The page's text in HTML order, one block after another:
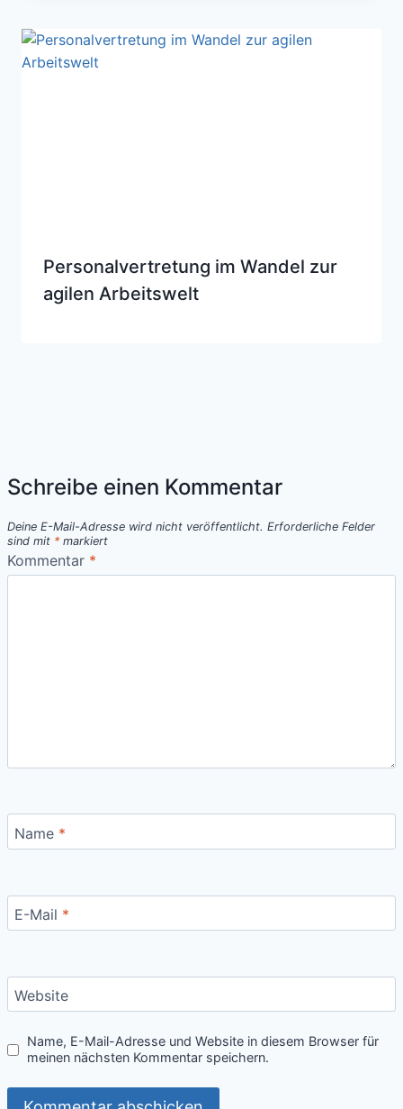
Personalvertretung im Wandel zur
agilen Arbeitswelt
Schreibe einen Kommentar
Deine E-Mail-Adresse wird nicht veröffentlicht. Erforderliche Felder
sind mit *markiert
Kommentar *
Name *
E-Mail *
Website
Name, E-Mail-Adresse und Website in diesem Browser für
meinen nächsten Kommentar speichern.